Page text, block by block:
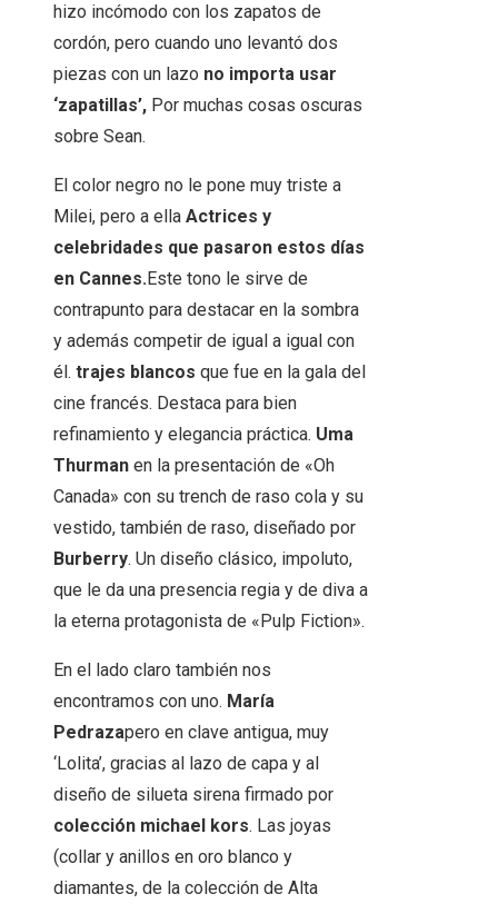
hizo incómodo con los zapatos de
cordón, pero cuando uno levantó dos
piezas con un lazo no importa usar
‘zapatillas’, Por muchas cosas oscuras
sobre Sean.
El color negro no le pone muy triste a
Milei, pero a ella Actrices y
celebridades que pasaron estos días
en Cannes.Este tono le sirve de
contrapunto para destacar en la sombra
y además competir de igual a igual con
él. trajes blancos que fue en la gala del
cine francés. Destaca para bien
refinamiento y elegancia práctica. Uma
Thurman en la presentación de «Oh
Canada» con su trench de raso cola y su
vestido, también de raso, diseñado por
Burberry. Un diseño clásico, impoluto,
que le da una presencia regia y de diva a
la eterna protagonista de «Pulp Fiction».
En el lado claro también nos
encontramos con uno. María
Pedrazapero en clave antigua, muy
‘Lolita’, gracias al lazo de capa y al
diseño de silueta sirena firmado por
colección michael kors. Las joyas
(collar y anillos en oro blanco y
diamantes, de la colección de Alta